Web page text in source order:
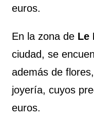
euros.
En la zona de Le
ciudad, se
además de
joyería, cuyos
euros.